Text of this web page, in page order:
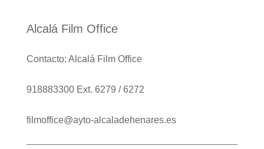
Alcalá Film Office
Contacto: Alcalá Film Office
918883300 Ext. 6279 / 6272
filmoffice@ayto-alcaladehenares.es